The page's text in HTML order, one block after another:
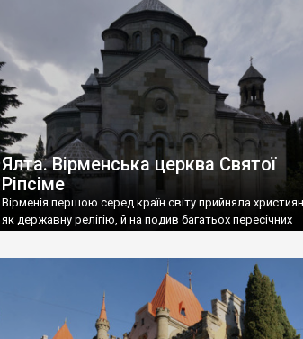
називаються «повстяками» (postaki)…” “Вино. Крим
виробляє відмінне вино і його вдосталь: воно все
легке біле і дуже […]
Ялта. Вірменська церква Святої
Ріпсіме
Вірменія першою серед країн світу прийняла
як державну релігію, й на подив багатьох пересічних